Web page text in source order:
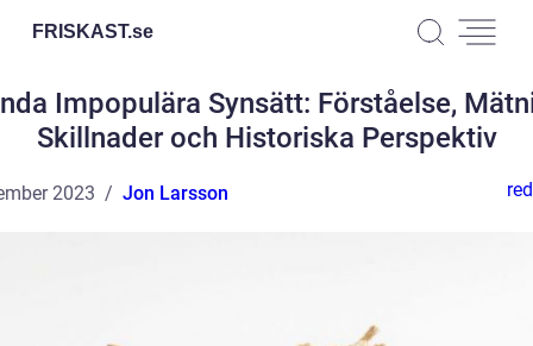
FRISKAST.se
Impopulära Synsätt: Förståelse,
Skillnader och Historiska Perspektiv
2023 Jon Larsson